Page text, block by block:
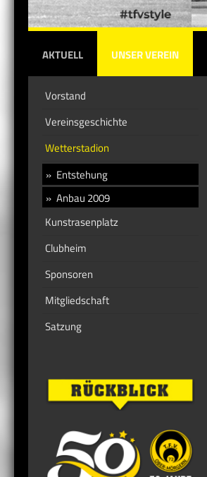
AKTUELL UNSER VEREIN
Vorstand
Vereinsgeschichte
Wetterstadion
Entstehung
Anbau 2009
Kunstrasenplatz
Clubheim
Sponsoren
Mitgliedschaft
Satzung